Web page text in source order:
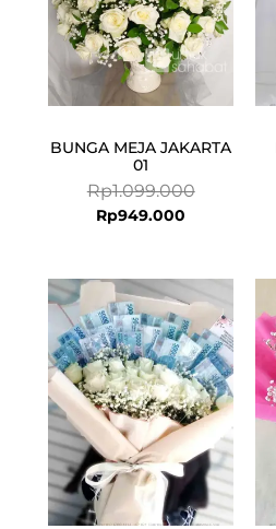
BUNGA MEJA JAKARTA
01
Rp1.099.000
Rp949.000